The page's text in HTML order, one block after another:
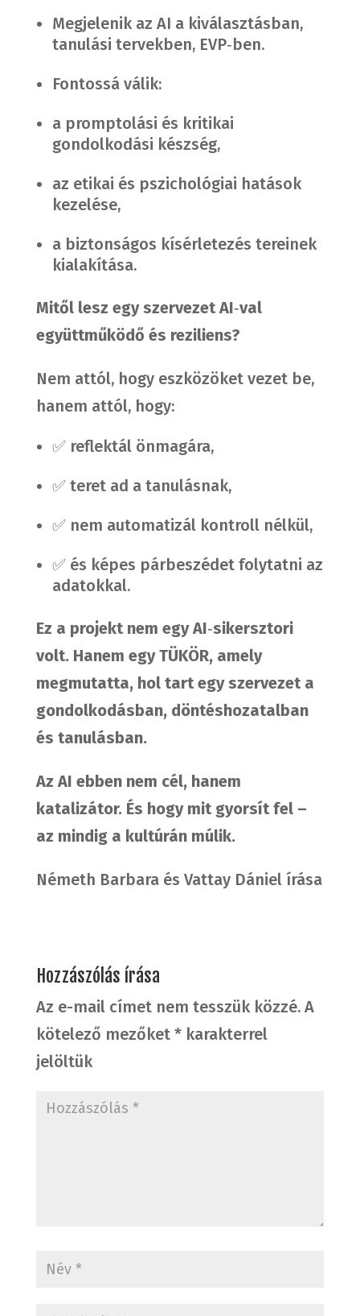
Megjelenik az AI a kiválasztásban,
tanulási tervekben, EVP‑ben.
Fontossá válik:
a promptolási és kritikai
gondolkodási készség,
az etikai és pszichológiai hatások
kezelése,
a biztonságos kísérletezés tereinek
kialakítása.
Mitől lesz egy szervezet AI‑val
együttműködő és reziliens?
Nem attól, hogy eszközöket vezet be,
hanem attól, hogy:
✅ reflektál önmagára,
✅ teret ad a tanulásnak,
✅ nem automatizál kontroll nélkül,
✅ és képes párbeszédet folytatni az
adatokkal.
Ez a projekt nem egy AI‑sikersztori
volt. Hanem egy TÜKÖR, amely
megmutatta, hol tart egy szervezet a
gondolkodásban, döntéshozatalban
és tanulásban.
Az AI ebben nem cél, hanem
katalizátor. És hogy mit gyorsít fel –
az mindig a kultúrán múlik.
Németh Barbara és Vattay Dániel írása
Hozzászólás írása
Az e-mail címet nem tesszük közzé. A
kötelező mezőket *karakterrel
jelöltük